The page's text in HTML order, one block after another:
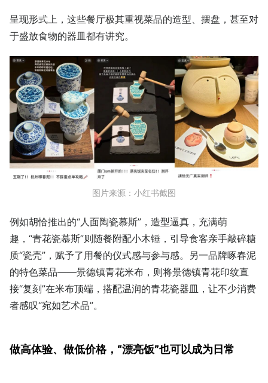
呈现形式上，这些餐厅极其重视菜品的造型、摆盘，甚至对
于盛放食物的器皿都有讲究。
图片来源：小红书截图
例如胡恰推出的“人面陶瓷慕斯”，造型逼真，充满萌
趣，“青花瓷慕斯”则随餐附配小木锤，引导食客亲手敲碎糖
质“瓷壳”，赋予了用餐的仪式感与参与感。另一品牌啄春泥
的特色菜品——景德镇青花米布，则将景德镇青花印纹直
接“复刻”在米布顶端，搭配温润的青花瓷器皿，让不少消费
者感叹“宛如艺术品”。
做高体验、做低价格，“漂亮饭”也可以成为日常